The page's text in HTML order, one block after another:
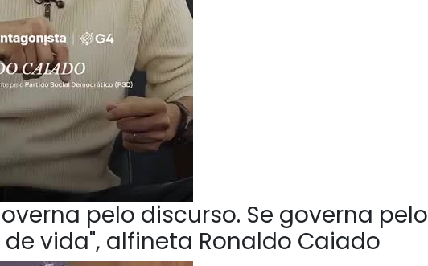
pelo discurso. Se governa pelo
vida", alfineta Ronaldo Caiado